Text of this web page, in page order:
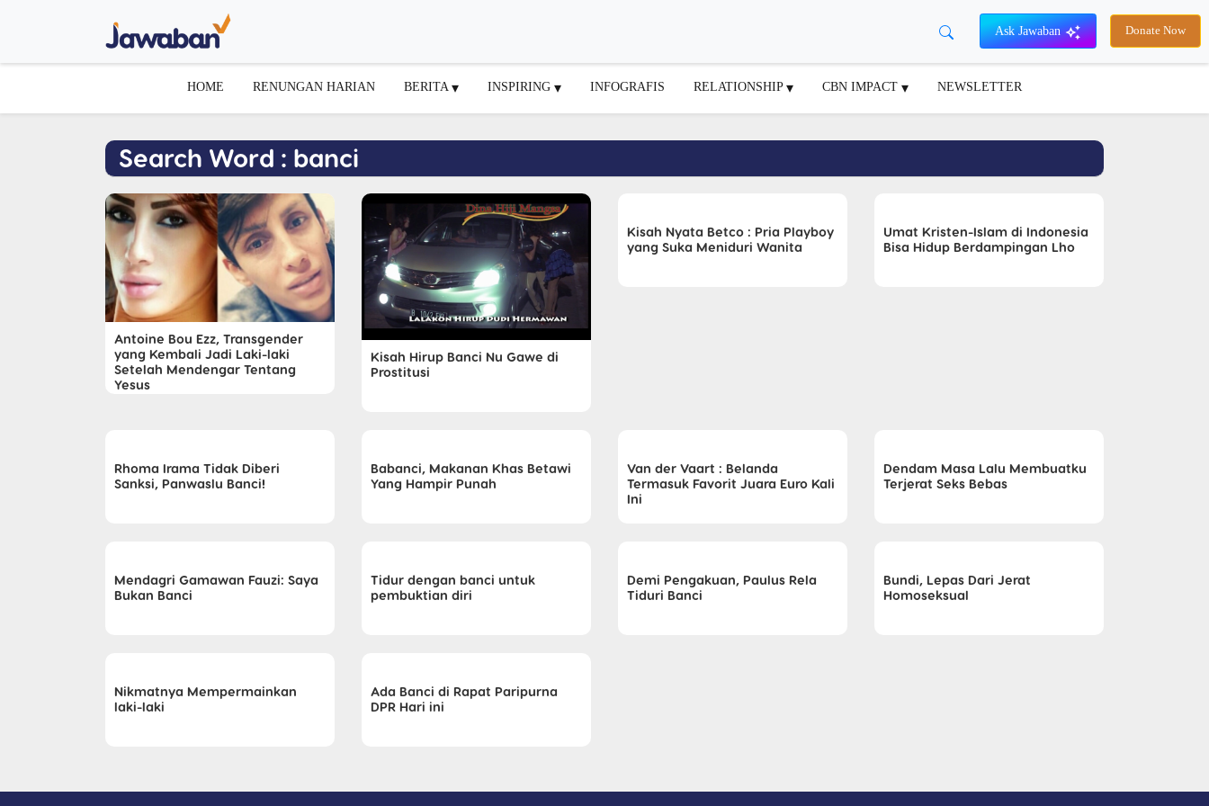
Ask Jawaban Donate Now
HOME RENUNGAN HARIAN BERITA INSPIRING INFOGRAFIS RELATIONSHIP CBN IMPACT NEWSLETTER
Search Word : banci
Antoine Bou Ezz, Transgender
yang Kembali Jadi Laki-laki
Setelah Mendengar Tentang
Yesus
Kisah Hirup Banci Nu Gawe di
Prostitusi
Kisah Nyata Betco : Pria Playboy
yang Suka Meniduri Wanita
Umat Kristen-Islam di Indonesia
Bisa Hidup Berdampingan Lho
Rhoma Irama Tidak Diberi
Sanksi, Panwaslu Banci!
Babanci, Makanan Khas Betawi
Yang Hampir Punah
Van der Vaart : Belanda
Termasuk Favorit Juara Euro Kali
Ini
Dendam Masa Lalu Membuatku
Terjerat Seks Bebas
Mendagri Gamawan Fauzi: Saya
Bukan Banci
Tidur dengan banci untuk
pembuktian diri
Demi Pengakuan, Paulus Rela
Tiduri Banci
Bundi, Lepas Dari Jerat
Homoseksual
Nikmatnya Mempermainkan
laki-laki
Ada Banci di Rapat Paripurna
DPR Hari ini